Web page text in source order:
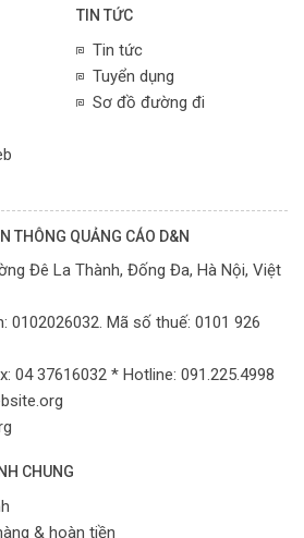
TIN TỨC
Tin tức
Tuyển dụng
Sơ đồ đường đi
THÔNG QUẢNG CÁO D&N
Đê La Thành, Đống Đa, Hà Nội, Việt
0102026032. Mã số thuế: 0101 926
04 37616032 * Hotline: 091.225.4998
CHUNG
& hoàn tiền